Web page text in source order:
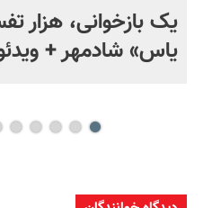
یک بازخوانی، هزار
یاس» شادمهر +